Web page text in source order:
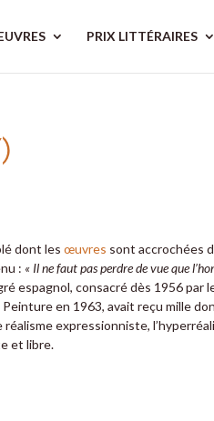
PRIX LITTÉRAIRES
dont les œuvres sont accrochées
: « Il ne faut pas perdre de vue que
espagnol, consacré dès 1956 par
en 1963, avait reçu mille
expressionniste,
et libre.